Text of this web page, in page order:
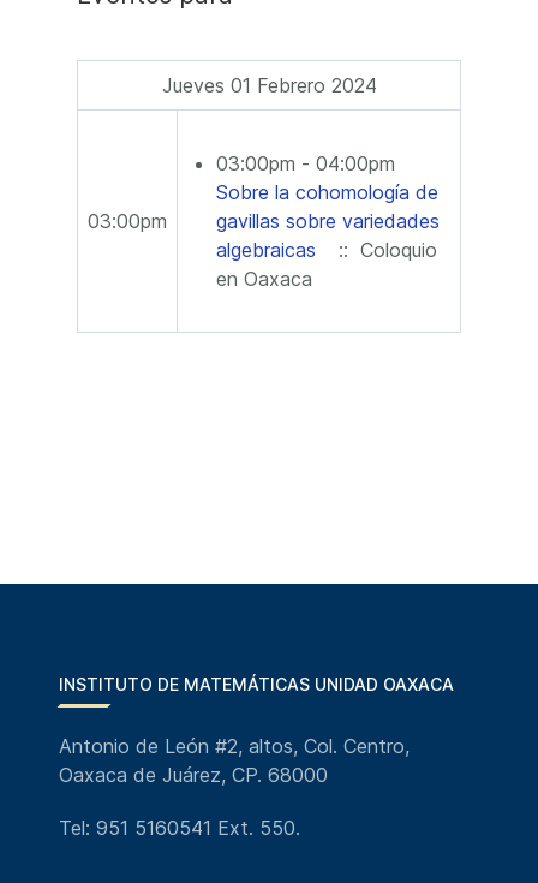
Jueves 01 Febrero 2024
03:00pm
03:00pm - 04:00pm
Sobre la cohomología de
gavillas sobre variedades
algebraicas
:: Coloquio
en Oaxaca
INSTITUTO DE MATEMÁTICAS UNIDAD OAXACA
Antonio de León #2, altos, Col. Centro,
Oaxaca de Juárez, CP. 68000
Tel: 951 5160541 Ext. 550.